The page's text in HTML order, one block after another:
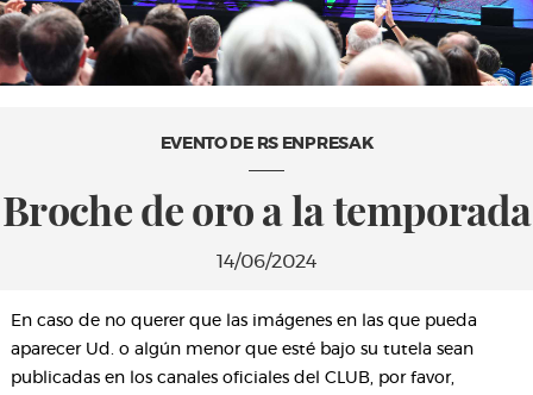
EVENTO DE RS ENPRESAK
Broche de oro a la temporada
14/06/2024
En caso de no querer que las imágenes en las que pueda
aparecer Ud. o algún menor que esté bajo su tutela sean
publicadas en los canales oficiales del CLUB, por favor,